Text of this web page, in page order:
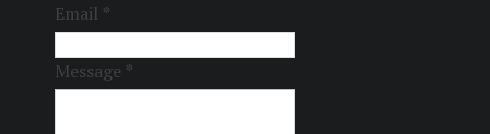
Email *
Message *